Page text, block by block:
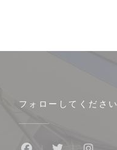
フォローしてください